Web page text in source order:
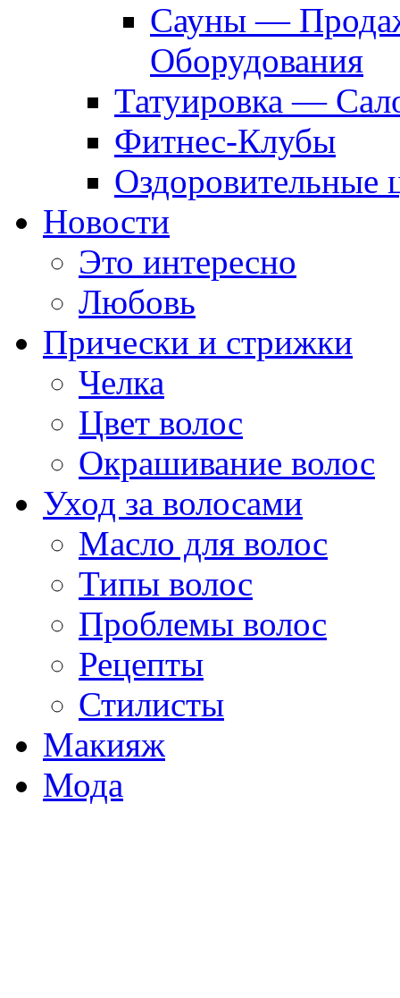
Сауны —
Оборудования
Татуировка —
Фитнес-Клубы
Оздоровительные
Новости
Это интересно
Любовь
Прически и стрижки
Челка
Цвет волос
Окрашивание волос
Уход за волосами
Масло для волос
Типы волос
Проблемы волос
Рецепты
Стилисты
Макияж
Мода